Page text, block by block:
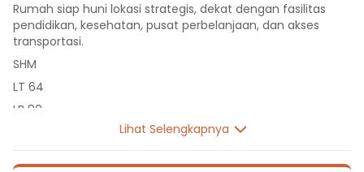
Rumah siap huni lokasi strategis, dekat dengan fasilitas
pendidikan, kesehatan, pusat perbelanjaan, dan akses
transportasi.
SHM
LT 64
LB 80
Lihat Selengkapnya